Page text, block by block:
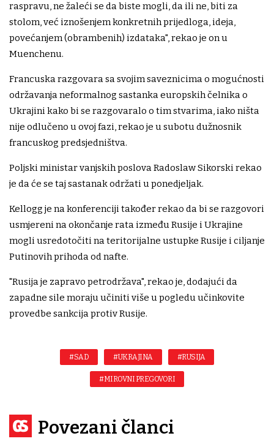
raspravu, ne žaleći se da biste mogli, da ili ne, biti za
stolom, već iznošenjem konkretnih prijedloga, ideja,
povećanjem (obrambenih) izdataka", rekao je on u
Muenchenu.
Francuska razgovara sa svojim saveznicima o mogućnosti
održavanja neformalnog sastanka europskih čelnika o
Ukrajini kako bi se razgovaralo o tim stvarima, iako ništa
nije odlučeno u ovoj fazi, rekao je u subotu dužnosnik
francuskog predsjedništva.
Poljski ministar vanjskih poslova Radoslaw Sikorski rekao
je da će se taj sastanak održati u ponedjeljak.
Kellogg je na konferenciji također rekao da bi se razgovori
usmjereni na okončanje rata između Rusije i Ukrajine
mogli usredotočiti na teritorijalne ustupke Rusije i ciljanje
Putinovih prihoda od nafte.
"Rusija je zapravo petrodržava", rekao je, dodajući da
zapadne sile moraju učiniti više u pogledu učinkovite
provedbe sankcija protiv Rusije.
#SAD #UKRAJINA #RUSIJA
#MIROVNI PREGOVORI
Povezani članci